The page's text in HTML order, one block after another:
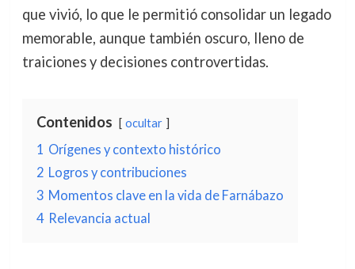
que vivió, lo que le permitió consolidar un legado
memorable, aunque también oscuro, lleno de
traiciones y decisiones controvertidas.
Contenidos ocultar
1 Orígenes y contexto histórico
2 Logros y contribuciones
3 Momentos clave en la vida de Farnábazo
4 Relevancia actual